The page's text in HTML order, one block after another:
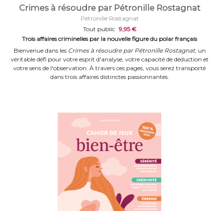
Crimes à résoudre par Pétronille Rostagnat
Pétronille Rostagnat
Tout public 9,95 €
Trois affaires criminelles par la nouvelle figure du polar français
Bienvenue dans les Crimes à résoudre par Pétronille Rostagnat, un
véritable défi pour votre esprit d'analyse, votre capacité de déduction et
votre sens de l'observation. À travers ces pages, vous serez transporté
dans trois affaires distinctes passionnantes.